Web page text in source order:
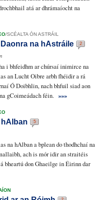
atá ar dhrámaíocht na
/SCÉALTA ÓN ASTRÁIL
na hAstráile 2
i bhfeidhmar chúrsaíinimirce na
an Lucht Oibre arbh fhéidir a rá
Ó Doibhlin, nach bhfuil siadaon
na gCoimeádachféin. »»»
5
na hAlban a bplean dothodhchaí na
, achis mór idiran straitéis
á bheartúdon Ghaeilge in Éirinn dar